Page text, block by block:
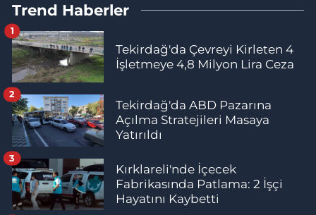
Trend Haberler
Tekirdağ'da Çevreyi Kirleten 4
İşletmeye 4,8 Milyon Lira Ceza
1
Tekirdağ'da ABD Pazarına
Açılma Stratejileri Masaya
Yatırıldı
2
Kırklareli'nde İçecek
Fabrikasında Patlama: 2 İşçi
Hayatını Kaybetti
3